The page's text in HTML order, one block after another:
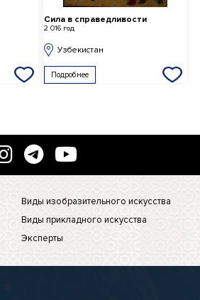
Сила в справедливости
2 016 год
Узбекистан
Подробнее
Виды изобразительного искусства
Виды прикладного искусства
Эксперты